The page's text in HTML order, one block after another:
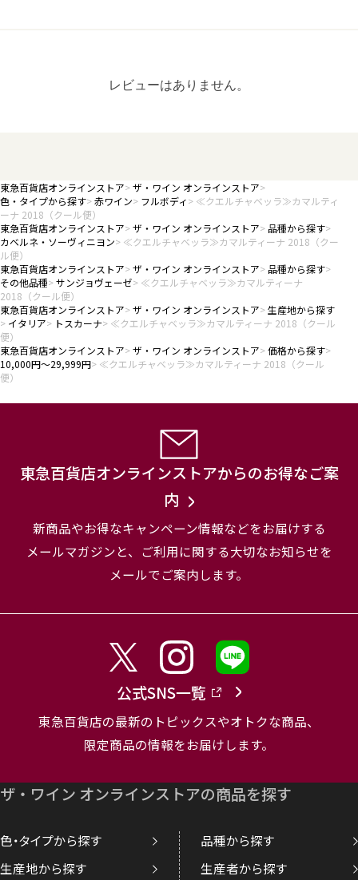
レビューはありません。
東急百貨店オンラインストア
ザ・ワイン オンラインストア
色・タイプから探す 赤ワイン フルボディ
≪クエルチャベッラ≫カマルティ
ーナ 2018（クール便）
東急百貨店オンラインストア
ザ・ワイン オンラインストア
品種から探す
カベルネ・ソーヴィニヨン
≪クエルチャベッラ≫カマルティーナ 2018（クー
ル便）
東急百貨店オンラインストア
ザ・ワイン オンラインストア
品種から探す
その他品種
サンジョヴェーゼ
≪クエルチャベッラ≫カマルティーナ
2018（クール便）
東急百貨店オンラインストア
ザ・ワイン オンラインストア
生産地から探す
イタリア
トスカーナ
≪クエルチャベッラ≫カマルティーナ 2018（クール
便）
東急百貨店オンラインストア
ザ・ワイン オンラインストア
価格から探す
10,000円～29,999円
≪クエルチャベッラ≫カマルティーナ 2018（クール
便）
東急百貨店オンラインストアからのお得なご案
内
新商品やお得なキャンペーン情報などをお届けする
メールマガジンと、
ご利用に関する大切なお知らせを
メールでご案内します。
公式SNS一覧
東急百貨店の最新のトピックスやオトクな商品、
限定商品の情報をお届けします。
ザ・ワイン オンラインストアの商品を探す
色・タイプから探す
品種から探す
生産地から探す
生産者から探す